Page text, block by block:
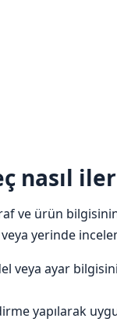
nasıl
ve ürün bilgisinin
yerinde
veya ayar
yapılarak